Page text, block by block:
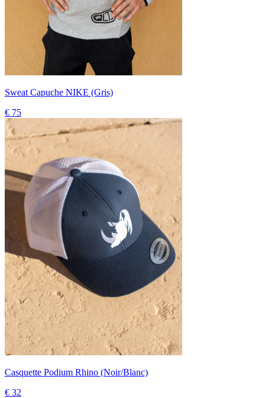
Sweat Capuche NIKE (Gris)
€ 75
Casquette Podium Rhino (Noir/Blanc)
€ 32